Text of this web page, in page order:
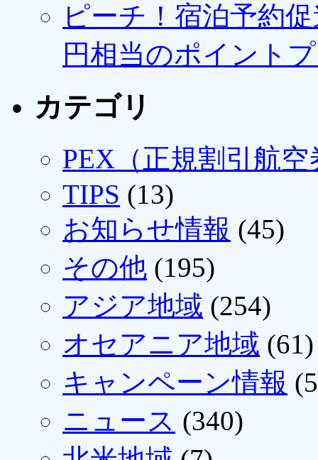
ピーチ！宿泊予約
円相当のポイント
カテゴリ
PEX（正規割引航空
TIPS (13)
お知らせ情報 (45)
その他 (195)
アジア地域 (254)
オセアニア地域 (61)
キャンペーン情報
ニュース (340)